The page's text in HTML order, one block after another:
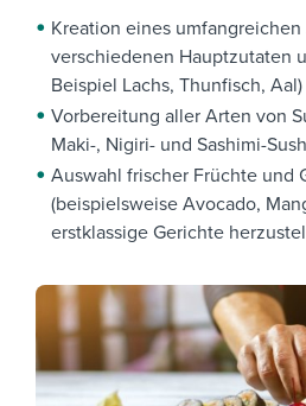
Kreation eines
verschiedenen Hauptzutaten
Beispiel Lachs, Thunfisch, Aal)
Vorbereitung aller Arten von
Maki-, Nigiri- und Sashimi-
Auswahl frischer Früchte und
(beispielsweise Avocado,
erstklassige Gerichte